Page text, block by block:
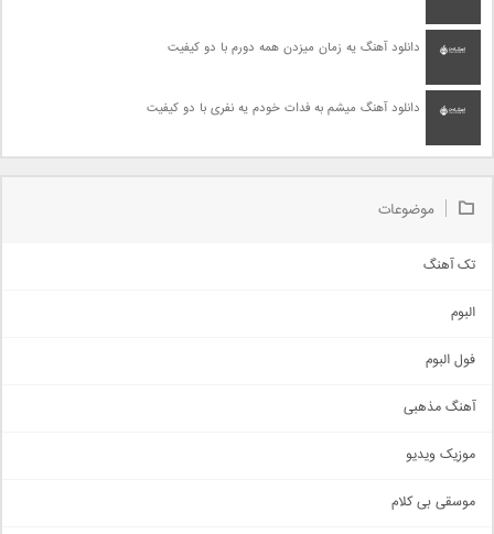
دانلود آهنگ یه زمان میزدن همه دورم با دو کیفیت
دانلود آهنگ میشم به فدات خودم یه نفری با دو کیفیت
موضوعات
تک آهنگ
اجتماعی
حماسی
سنتی
اهنگ بندرعباسی
البوم
فول البوم
آهنگ مذهبی
موزیک ویدیو
موسقی بی کلام